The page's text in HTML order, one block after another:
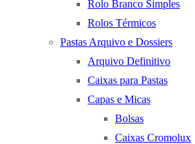
Rolo Branco Simples
Rolos Térmicos
Pastas Arquivo e Dossiers
Arquivo Definitivo
Caixas para Pastas
Capas e Micas
Bolsas
Caixas Cromolux